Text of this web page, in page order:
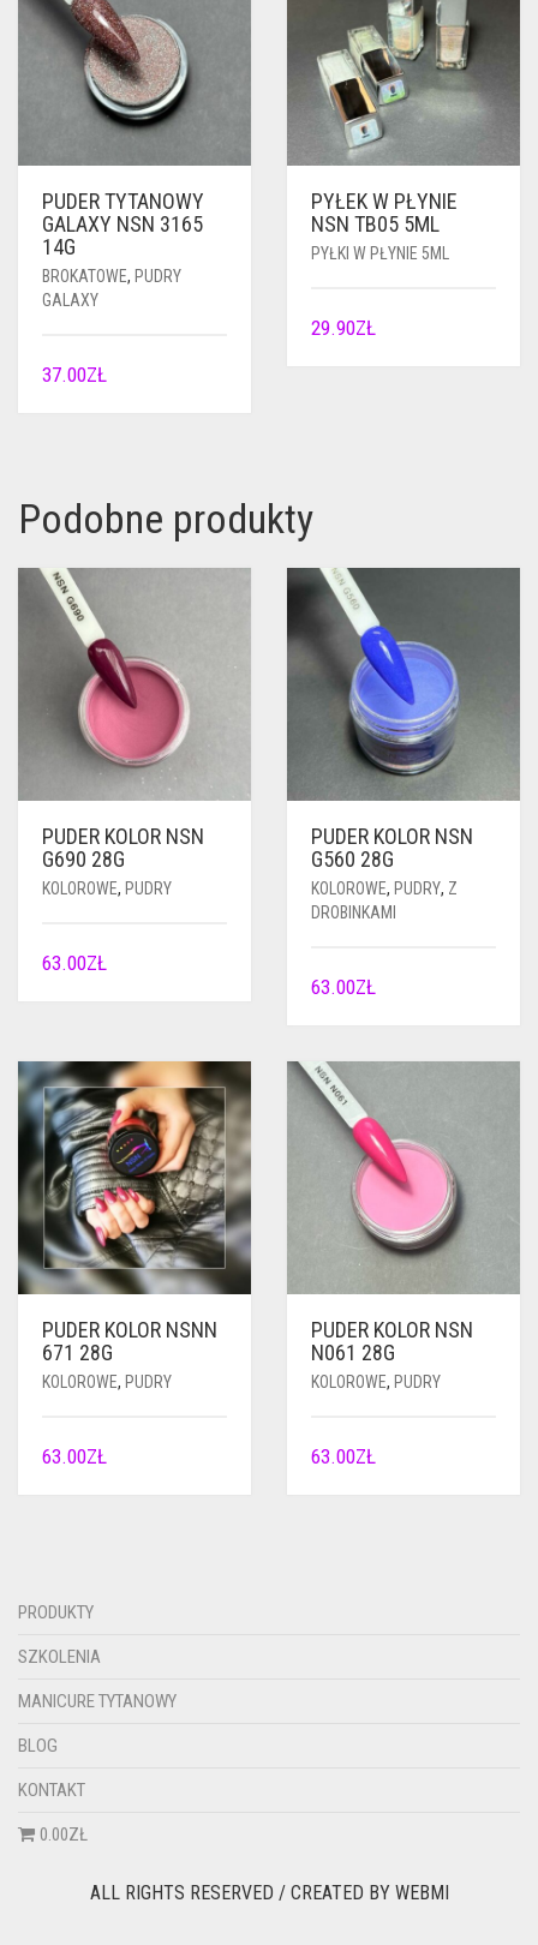
PUDER TYTANOWY
GALAXY NSN 3165
14G
BROKATOWE, PUDRY
GALAXY
37.00ZŁ
PYŁEK W PŁYNIE
NSN TB05 5ML
PYŁKI W PŁYNIE 5ML
29.90ZŁ
Podobne produkty
PUDER KOLOR NSN
G690 28G
KOLOROWE, PUDRY
63.00ZŁ
PUDER KOLOR NSN
G560 28G
KOLOROWE, PUDRY, Z
DROBINKAMI
63.00ZŁ
PUDER KOLOR NSNN
671 28G
KOLOROWE, PUDRY
63.00ZŁ
PUDER KOLOR NSN
N061 28G
KOLOROWE, PUDRY
63.00ZŁ
PRODUKTY
SZKOLENIA
MANICURE TYTANOWY
BLOG
KONTAKT
0.00ZŁ
ALL RIGHTS RESERVED / CREATED BY WEBMI